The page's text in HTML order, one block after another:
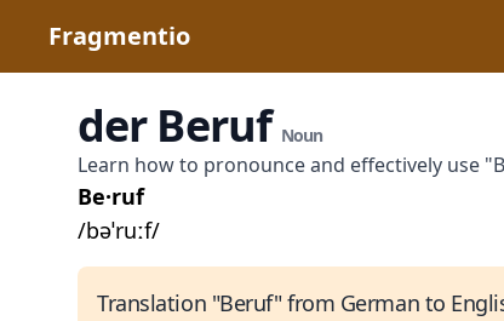
Fragmentio
der Beruf Noun
Learn how to pronounce and effectively use
Be·ruf
/bəˈruːf/
Translation "Beruf" from German to